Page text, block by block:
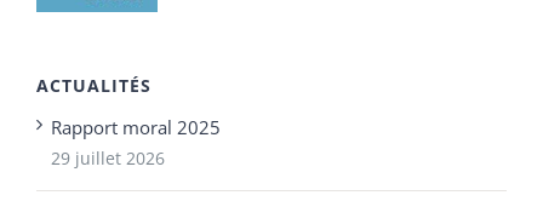
ACTUALITÉS
Rapport moral 2025
29 juillet 2026